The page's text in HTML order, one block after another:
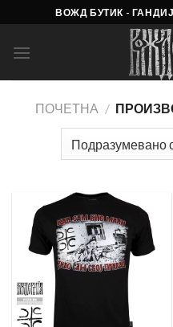
to
content
ВОЖД БУТИК -
ПОЧЕТНА /